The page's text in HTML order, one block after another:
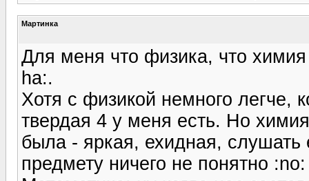
Мартинка
Для меня что физика, что
ha:.
Хотя с физикой немного легче,
твердая 4 у меня есть. Но
была - яркая, ехидная,
предмету ничего не понятно :no: